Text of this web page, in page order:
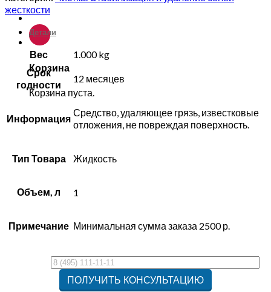
Корзина
Корзина пуста.
жесткости
Детали
Вес
1.000 kg
Срок
годности
12 месяцев
Информация
Средство, удаляющее грязь, известковые
отложения, не повреждая поверхность.
Тип Товара Жидкость
Объем, л 1
Примечание Минимальная сумма заказа 2500 р.